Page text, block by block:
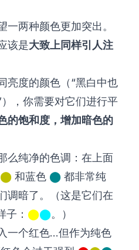
一两种颜色更加突出。
该是大致上同样引人注
亮度的颜色（“黑白中也
，你需要对它们进行平
的饱和度，增加暗色的
么纯净的色调：在上面
⬤ 和蓝色 ⬤ 都非常纯
调暗了。（这是它们在
子： ⬤⬤。）
一个红色...但作为纯色